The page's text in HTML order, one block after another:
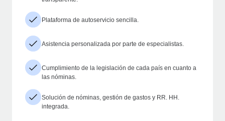
Plataforma de autoservicio sencilla.
Asistencia personalizada por parte de especialistas.
Cumplimiento de la legislación de cada país en cuanto a
las nóminas.
Solución de nóminas, gestión de gastos y RR. HH.
integrada.